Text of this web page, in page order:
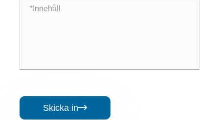
Skicka in